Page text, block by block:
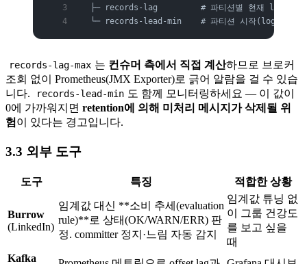
├─ records-lag         # 파티션별 현재 lag
└─ records-lead-min    # 파티션 시작(log-
records-lag-max 는 컨슈머 측에서 직접 계산하므로 브로커
조회 없이 Prometheus(JMX Exporter)로 긁어 알람을 걸 수 있습
니다.
records-lead-min 도 함께 모니터링하세요 — 이 값이
0에 가까워지면 retention에 의해 미처리 메시지가 삭제될 위
험 이 있다는 경고입니다.
3.3 외부 도구
도구 특징 적합한 상황
Burrow
(LinkedIn)
임계값 대신 **소비 추세(evaluation
rule)**로 상태(OK/WARN/ERR) 판
정. committer 정지·느림 자동 감지
임계값 튜닝 없
이 그룹 건강도
를 보고 싶을
때
Kafka